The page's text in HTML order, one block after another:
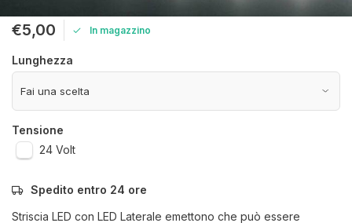
€5,00 In magazzino
Lunghezza
Tensione
24 Volt
Spedito entro 24 ore
Striscia LED con LED Laterale emettono che può essere